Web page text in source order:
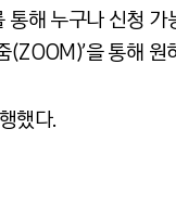
통해 누구나 신청 가
을 통해
했다.